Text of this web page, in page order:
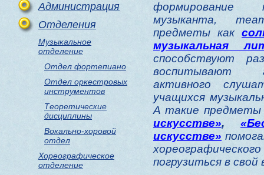
Администрация
Отделения
Музыкальное
отделение
Отдел фортепиано
Отдел оркестровых
инструментов
Теоретические
дисциплины
Вокально-хоровой
отдел
Хореографическое
отделение
формирование
музыканта,
предметы как
музыкальная
способствуют
воспитывают
активного
учащихся
А такие предметы
искусстве»,
искусстве»
погрузиться в свой